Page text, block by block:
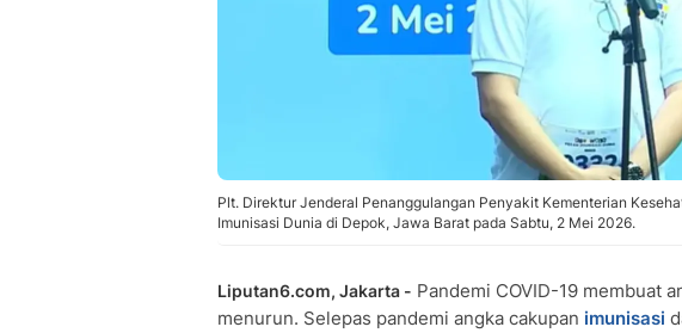
Plt. Direktur Jenderal Penanggulangan Penyakit Kementerian
Imunisasi Dunia di Depok, Jawa Barat pada Sabtu, 2 Mei 2026.
Liputan6.com, Jakarta - Pandemi COVID-19 membuat
menurun. Selepas pandemi angka cakupan imunisasi